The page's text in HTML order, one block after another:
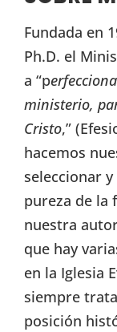
Fundada en
Ph.D. el
a “p
ministerio,
Cristo,”
hacemos
seleccionar
pureza de la
nuestra
que hay
en la Iglesia
siempre
posición